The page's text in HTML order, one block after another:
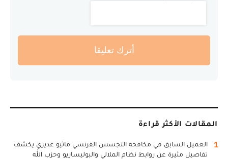
أترك تعليقا
المقالات الأكثر قراءة
1
العميل السابق في مكافحة التجسس الفرنسي ماثيو غديري يكشف
تفاصيل مثيرة عن روابط نظام الملالي والبوليساريو وحزب الله